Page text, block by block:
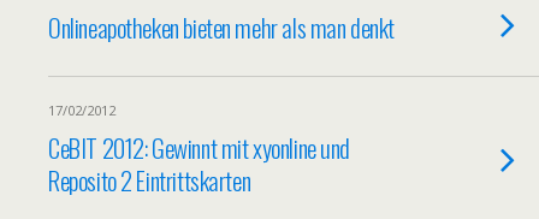
Onlineapotheken bieten mehr als man denkt
17/02/2012
CeBIT 2012: Gewinnt mit xyonline und
Reposito 2 Eintrittskarten